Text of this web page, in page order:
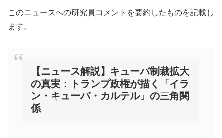
このニュースへの研究員コメントを要約したものを記載し
ます。
【ニュース解説】キューバ制裁拡大
の真実：トランプ政権が描く「イラ
ン・キューバ・カルテル」の三角関
係